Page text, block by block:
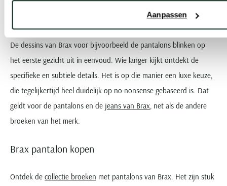
Aanpassen
De dessins van Brax voor bijvoorbeeld de pantalons blinken op
het eerste gezicht uit in eenvoud. Wie langer kijkt ontdekt de
specifieke en subtiele details. Het is op die manier een luxe keuze,
die tegelijkertijd heel duidelijk op no-nonsense gebaseerd is. Dat
geldt voor de pantalons en de jeans van Brax, net als de andere
broeken van het merk.
Brax pantalon kopen
Ontdek de collectie broeken met pantalons van Brax. Het zijn stuk